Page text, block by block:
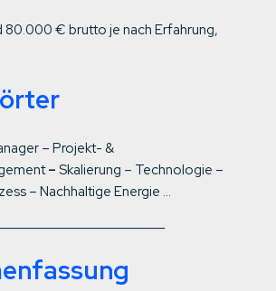
80.000 € brutto je nach Erfahrung,
– Projekt- &
–Skalierung – Technologie –
– Nachhaltige Energie …